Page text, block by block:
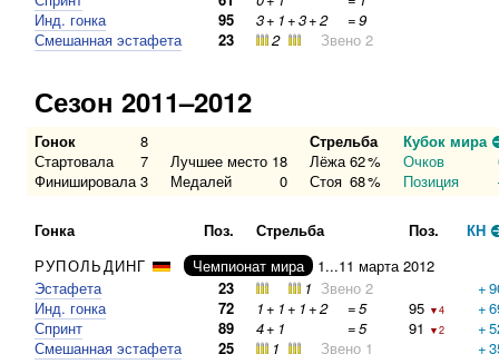
Инд. гонка
95 3+ 1+3+2 =9
Смешанная эстафета
23 2 Звено 2
Сезон 2011–2012
Гонок 8 Стрельба
Кубок мира
Стартовала
7 Лучшее место 18 Лёжа 62% Очков
Финишировала 3 Медалей 0 Стоя 68% Позиция
Гонка Поз. Стрельба Поз.
КН
РУПОЛЬДИНГ
Чемпионат мира
1...11 марта 2012
Эстафета
23 1 Звено 2 +
Инд. гонка
72 1+ 1+ 1+2 =5 95 ▼4 +
Спринт
89 4+ 1 =5 91 ▼2 +
Смешанная эстафета
25 1 Звено 1 +